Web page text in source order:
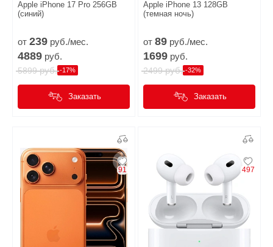
Apple iPhone 17 Pro 256GB
(синий)
от 239 руб./мес.
4889 руб.
5899руб. -17%
Заказать
Apple iPhone 13 128GB
(темная ночь)
от 89 руб./мес.
1699 руб.
2499руб. -32%
Заказать
91 497